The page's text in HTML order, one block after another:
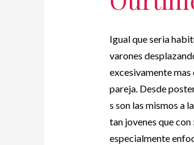
Igual que seri­a
varones
excesivamente
pareja. Desde
s son las mismos a
tan jovenes que
especialmente